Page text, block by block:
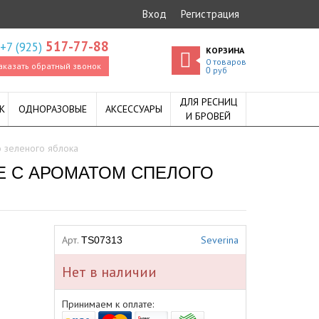
Вход Регистрация
+7 (925) 517-77-88
обратный звонок
КОРЗИНА
0 товаров
0руб
ОДНОРАЗОВЫЕ АКСЕССУАРЫ
ДЛЯ РЕСНИЦ
И БРОВЕЙ
яблока
С АРОМАТОМ СПЕЛОГО
Арт. TS07313 Severina
Нет в наличии
Принимаем к оплате: